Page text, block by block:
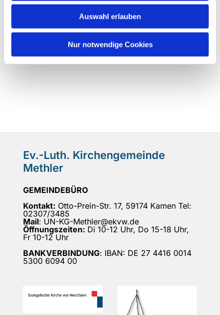
Auswahl erlauben
Nur notwendige Cookies
Ev.-Luth. Kirchengemeinde
Methler
GEMEINDEBÜRO
Kontakt: Otto-Prein-Str. 17, 59174 Kamen Tel:
02307/3485
Mail: UN-KG-Methler@ekvw.de
Öffnungszeiten: Di 10-12 Uhr, Do 15-18 Uhr,
Fr 10-12 Uhr
BANKVERBINDUNG: IBAN: DE 27 4416 0014
5300 6094 00